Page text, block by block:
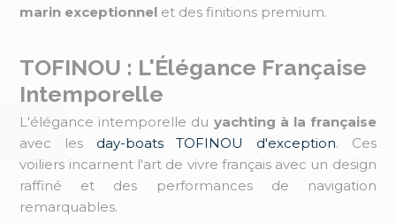
marin exceptionnel et des finitions premium.
TOFINOU : L'Élégance Française
Intemporelle
L'élégance intemporelle du yachting à la française
avec les day-boats TOFINOU d'exception. Ces
voiliers incarnent l'art de vivre français avec un design
raffiné et des performances de navigation
remarquables.